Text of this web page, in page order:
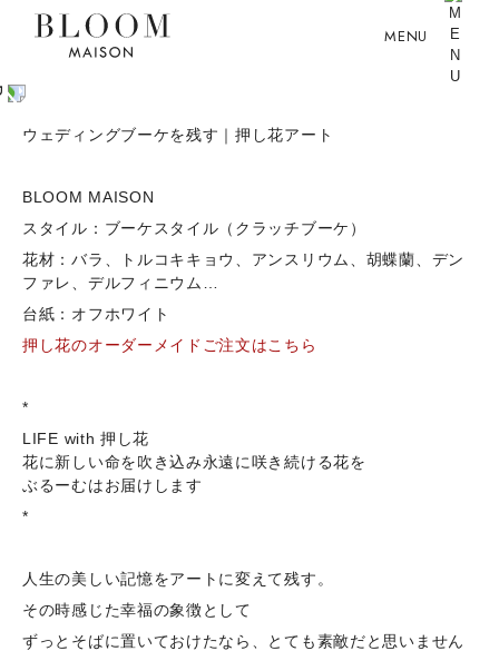
MENU
ウェディングブーケを残す｜押し花アート
BLOOM MAISON
スタイル：ブーケスタイル（クラッチブーケ）
花材：バラ、トルコキキョウ、アンスリウム、胡蝶蘭、デン
ファレ、デルフィニウム…
台紙：オフホワイト
押し花のオーダーメイドご注文はこちら
*
LIFE with 押し花
花に新しい命を吹き込み永遠に咲き続ける花を
ぶるーむはお届けします
*
人生の美しい記憶をアートに変えて残す。
その時感じた幸福の象徴として
ずっとそばに置いておけたなら、とても素敵だと思いません